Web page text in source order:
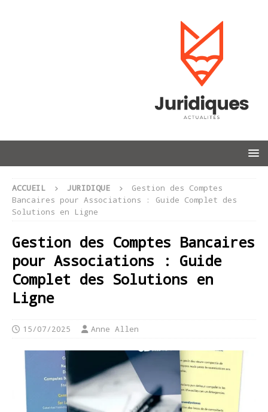
ACCUEIL JURIDIQUE
Gestion des Comptes
Bancaires pour Associations : Guide Complet des
Solutions en Ligne
Gestion des Comptes Bancaires
pour Associations : Guide
Complet des Solutions en
Ligne
15/07/2025 Anne Allen